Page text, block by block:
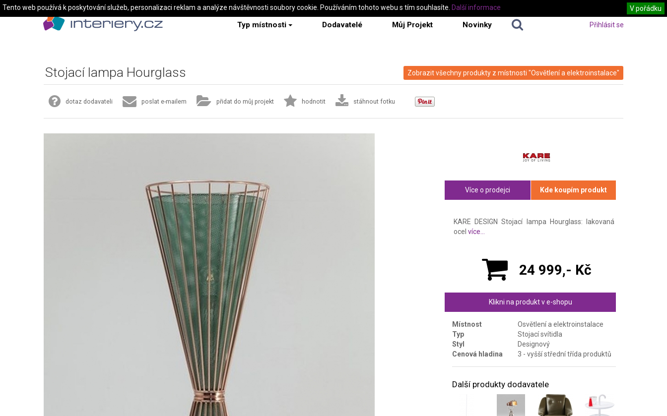
Typ místnosti Dodavatelé Můj Projekt Novinky Přihlásit se
Zobrazit všechny produkty z místnosti "Osvětlení a elektroinstalace"
Stojací lampa Hourglass
dotaz dodavateli poslat e-mailem přidat do můj projekt hodnotit stáhnout fotku
Více o prodejci Kde koupím produkt
KARE DESIGN Stojací lampa Hourglass: lakovaná
ocel více...
24 999,- Kč
Klikni na produkt v e-shopu
Místnost
Osvětlení a elektroinstalace
Typ
Stojací svítidla
Styl
Designový
Cenová hladina
3 - vyšší střední třída produktů
Další produkty dodavatele
Tento web používá k poskytování služeb, personalizaci reklam a analýze návštěvnosti soubory cookie. Používáním tohoto webu s tím souhlasíte. V pořádku
Další informace